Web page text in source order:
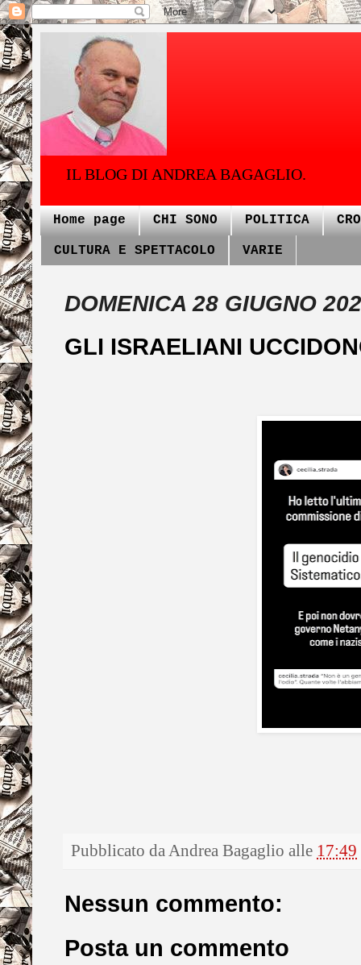
IL BLOG DI ANDREA BAGAGLIO.
Home page CHI SONO POLITICA
CULTURA E SPETTACOLO VARIE
DOMENICA 28 GIUGNO
GLI ISRAELIANI
Pubblicato daAndrea Bagaglio alle 17:49
Nessun commento:
Posta un commento